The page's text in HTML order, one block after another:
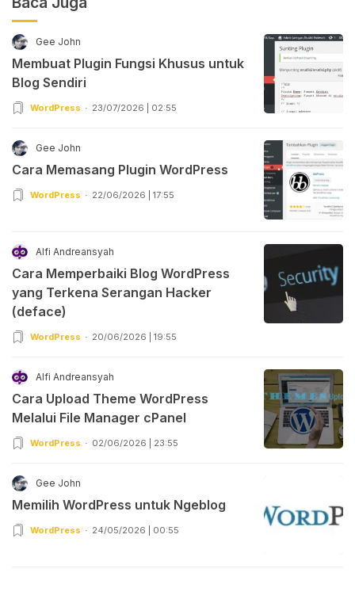
Gee John
Membuat Plugin Fungsi Khusus untuk
Blog Sendiri
WordPress 23/07/2026 | 02:55
Gee John
Cara Memasang Plugin WordPress
WordPress 22/06/2026 | 17:55
Alfi Andreansyah
Cara Memperbaiki Blog WordPress
yang Terkena Serangan Hacker
(deface)
WordPress 20/06/2026 | 19:55
Alfi Andreansyah
Cara Upload Theme WordPress
Melalui File Manager cPanel
WordPress 02/06/2026 | 23:55
Gee John
Memilih WordPress untuk Ngeblog
WordPress 24/05/2026 | 00:55